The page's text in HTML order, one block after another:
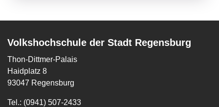
Volkshochschule der Stadt Regensburg
Thon-Dittmer-Palais
Haidplatz 8
93047 Regensburg
Tel.: (0941) 507-2433